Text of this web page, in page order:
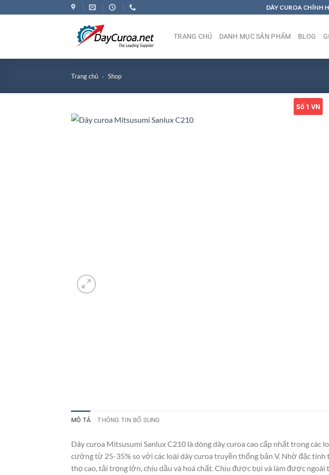
qua
DÂY CUROA CHÍNH
TRANG CHỦ DANH MỤC SẢN PHẨM BLOG
Trang chủ » Shop
Số 1 VN
MÔ TẢ THÔNG TIN BỔ SUNG
Dây curoa Mitsusumi Sanlux C210 là dòng dây curoa cao cấp nhất trong
cường từ 25-35% so với các loại dây curoa truyền thống bản V. Nhờ đặc tính
thọ cao, tải trọng lớn, chịu dầu và hoá chất. Chịu được bụi và làm được